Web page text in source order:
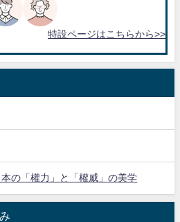
特設ページはこちらから>>
の「權力」と「權威」の美学